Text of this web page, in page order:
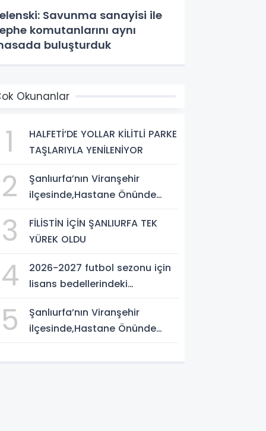
Savunma sanayisi ile
komutanlarını aynı
buluşturduk
Okunanlar
1
HALFETİ’DE YOLLAR KİLİTLİ PARKE
TAŞLARIYLA YENİLENİYOR
2
Şanlıurfa’nın Viranşehir
ilçesinde,Hastane Önünde
3
FİLİSTİN İÇİN ŞANLIURFA TEK
YÜREK OLDU
4
2026-2027 futbol sezonu için
lisans bedellerindeki
Federasyonu işi ticarete
indirdi
5
Şanlıurfa’nın Viranşehir
ilçesinde,Hastane Önünde